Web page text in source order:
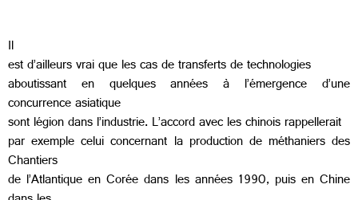
Il
est d’ailleurs vrai que les cas de transferts de technologies
aboutissant en quelques années à l’émergence d’une
concurrence asiatique
sont légion dans l’industrie. L’accord avec les chinois rappellerait
par exemple celui concernant la production de méthaniers des
Chantiers
de l’Atlantique en Corée dans les années 1990, puis en Chine